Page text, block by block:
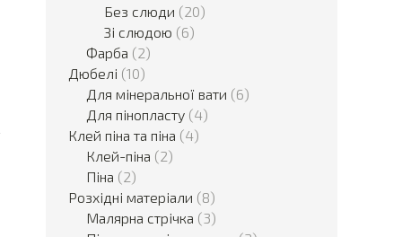
Без слюди (20)
Зі слюдою (6)
Фарба (2)
Дюбелі (10)
Для мінеральної вати (6)
Для пінопласту (4)
Клей піна та піна (4)
Клей-піна (2)
Піна (2)
Розхідні матеріали (8)
Малярна стрічка (3)